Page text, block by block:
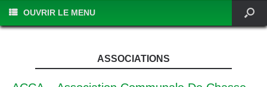
OUVRIR LE MENU
ASSOCIATIONS